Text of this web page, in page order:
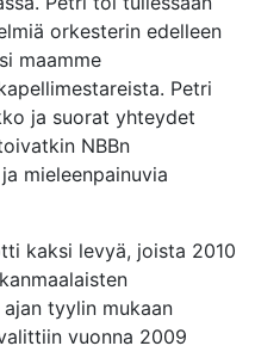
orkesterin edelleen
maamme
Petri
ja suorat yhteydet
NBBn
mieleenpainuvia
kaksi levyä, joista 2010
tyylin mukaan
vuonna 2009